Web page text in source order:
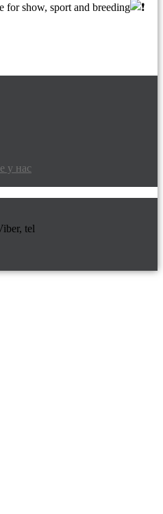
for show, sport and breeding
Via Felicium,
у нас
tel